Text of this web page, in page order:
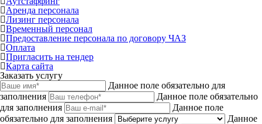
Аренда персонала
Лизинг персонала
Временный персонал
Предоставление персонала по договору ЧАЗ
Оплата
Пригласить на тендер
Карта сайта
Заказать услугу
Данное поле обязательно для
заполнения
Данное поле обязательно
для заполнения
Данное поле
обязательно для заполнения
Данное